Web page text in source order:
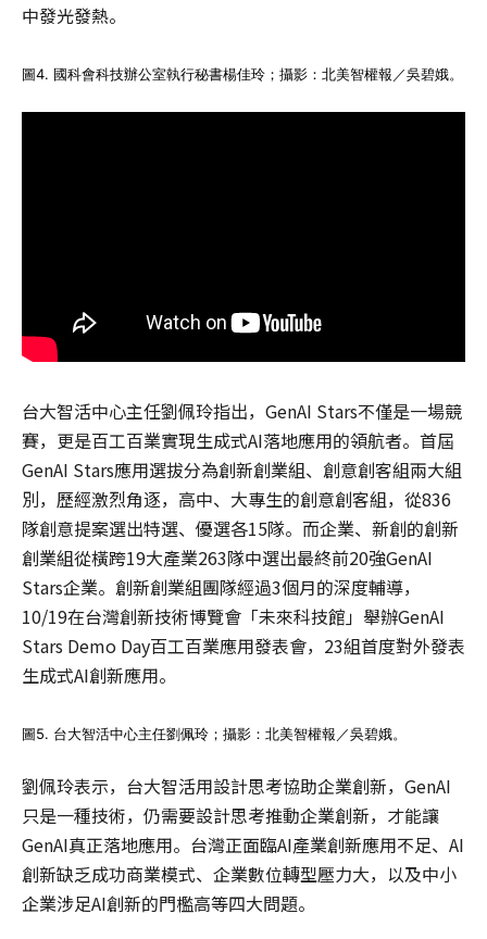
中發光發熱。
圖4. 國科會科技辦公室執行秘書楊佳玲；攝影：北美智權報／吳碧娥。
台大智活中心主任劉佩玲指出，GenAI Stars不僅是一場競
賽，更是百工百業實現生成式AI落地應用的領航者。首屆
GenAI Stars應用選拔分為創新創業組、創意創客組兩大組
別，歷經激烈角逐，高中、大專生的創意創客組，從836
隊創意提案選出特選、優選各15隊。而企業、新創的創新
創業組從橫跨19大產業263隊中選出最終前20強GenAI
Stars企業。創新創業組團隊經過3個月的深度輔導，
10/19在台灣創新技術博覽會「未來科技館」舉辦GenAI
Stars Demo Day百工百業應用發表會，23組首度對外發表
生成式AI創新應用。
圖5. 台大智活中心主任劉佩玲；攝影：北美智權報／吳碧娥。
劉佩玲表示，台大智活用設計思考協助企業創新，GenAI
只是一種技術，仍需要設計思考推動企業創新，才能讓
GenAI真正落地應用。台灣正面臨AI產業創新應用不足、AI
創新缺乏成功商業模式、企業數位轉型壓力大，以及中小
企業涉足AI創新的門檻高等四大問題。